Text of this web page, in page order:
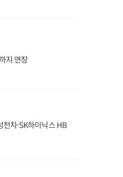
지 연장
자·SK하이닉스 HB